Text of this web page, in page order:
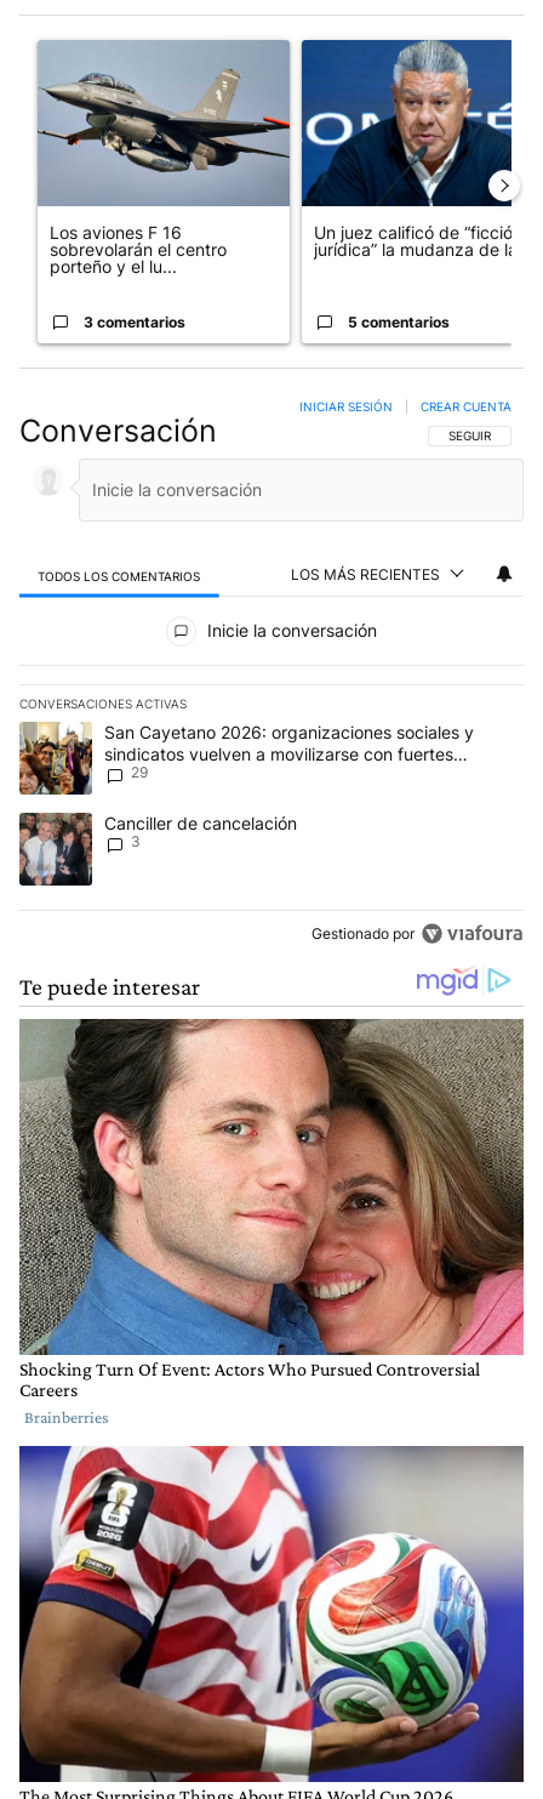
Este listado muestra los artículos con más comentarios en los
Un artículo de tendencia con el título "Los aviones F 16
Los aviones F 16
sobrevolarán el centro
porteño y el lu...
3 comentarios
Un artículo de tendencia con
Un juez calificó de “ficción
jurídica” la mudanza de la...
5 comentarios
Conversación SIGA ESTA
SEGUIR
INICIAR SESIÓN CREAR CUENTA
TODOS LOS COMENTARIOS LOS MÁS RECIENTES
Inicie la conversación
CONVERSACIONES ACTIVAS
Este listado muestra los artículos con más comentarios en los
Un artículo de tendencia con el título "San Cayetano 2026:
San Cayetano 2026: organizaciones sociales y
sindicatos vuelven a movilizarse con fuertes
reclamos al Gobierno
29
Un artículo de tendencia con el título "Canciller de cancelación"
Canciller de cancelación
3
Gestionado por